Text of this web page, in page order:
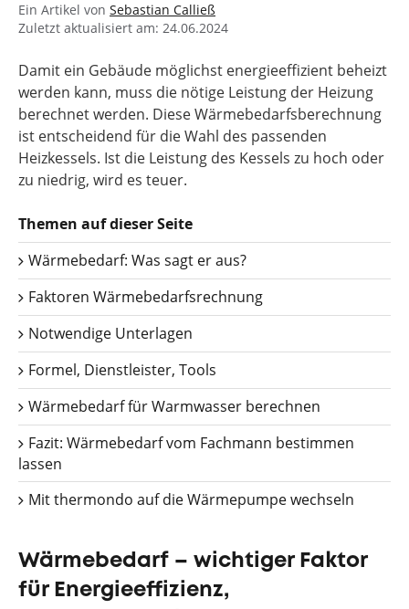
Ein Artikel von Sebastian Calließ
Zuletzt aktualisiert am: 24.06.2024
Damit ein Gebäude möglichst energieeffizient beheizt
werden kann, muss die nötige Leistung der Heizung
berechnet werden. Diese Wärmebedarfsberechnung
ist entscheidend für die Wahl des passenden
Heizkessels. Ist die Leistung des Kessels zu hoch oder
zu niedrig, wird es teuer.
Themen auf dieser Seite
Wärmebedarf: Was sagt er aus?
Faktoren Wärmebedarfsrechnung
Notwendige Unterlagen
Formel, Dienstleister, Tools
Wärmebedarf für Warmwasser berechnen
Fazit: Wärmebedarf vom Fachmann bestimmen
lassen
Mit thermondo auf die Wärmepumpe wechseln
Wärmebedarf – wichtiger Faktor
für Energieeffizienz,